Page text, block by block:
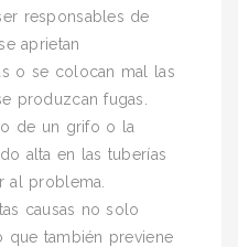
responsables de
aprietan
o se colocan mal las
produzcan fugas.
de un grifo o la
alta en las tuberías
al problema.
causas no solo
que también previene